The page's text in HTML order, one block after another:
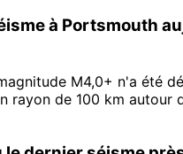
à Portsmouth
M4,0+ n'a été
rayon de 100 km autour